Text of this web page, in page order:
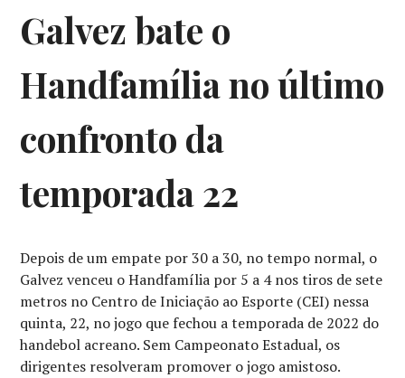
Galvez bate o
Handfamília no último
confronto da
temporada 22
Depois de um empate por 30 a 30, no tempo normal, o
Galvez venceu o Handfamília por 5 a 4 nos tiros de sete
metros no Centro de Iniciação ao Esporte (CEI) nessa
quinta, 22, no jogo que fechou a temporada de 2022 do
handebol acreano. Sem Campeonato Estadual, os
dirigentes resolveram promover o jogo amistoso.